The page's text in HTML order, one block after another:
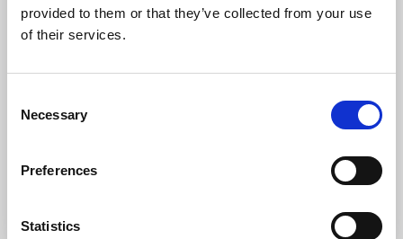
provided to them or that they’ve collected from your use
of their services.
Selection
Necessary
Preferences
Statistics
Galleri Sandström i Falköping drivs av den
yrkesverksamma konstnären P-A Sandström. Han
med i många stora utställningar, både i Sverige och
internationellt och har fått stor uppmärksamhet från